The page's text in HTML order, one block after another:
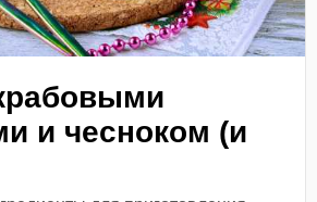
и чесноком (и